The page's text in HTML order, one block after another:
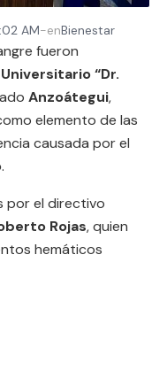
AM-enBienestar
fueron
“Dr.
Anzoátegui,
elemento de las
causada por el
.
por el directivo
Rojas, quien
hemáticos